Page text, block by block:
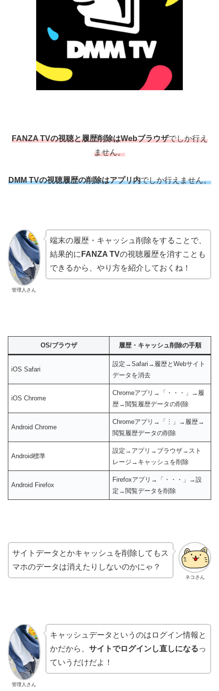
FANZA TVの視聴と履歴削除はWebブラウザでしか行え
ません。
DMM TVの視聴履歴の削除はアプリ内でしか行えません。
管理人さん
端末の履歴・キャッシュ削除をすることで、
結果的に FANZA TVの視聴履歴を消すことも
できるから、やり方を紹介しておくね！
OS/ブラウザ 履歴・キャッシュ削除の手順
iOS Safari
設定→Safari→履歴とWebサイト
データを消去
iOS Chrome
Chromeアプリ→「・・・」→履
歴→閲覧履歴データの削除
Android Chrome
Chromeアプリ→「︙」→履歴→
閲覧履歴データの削除
Android標準
設定→アプリ→ブラウザ→スト
レージ→キャッシュを削除
Android Firefox
Firefoxアプリ→「・・・」→設
定→閲覧データを削除
ネコさん
サイトデータとかキャッシュを削除してもス
マホのデータは消えたりしないのかにゃ？
管理人さん
キャッシュデータというのはログイン情報と
かだから、 サイトでログインし直しになるっ
ていうだけだよ！